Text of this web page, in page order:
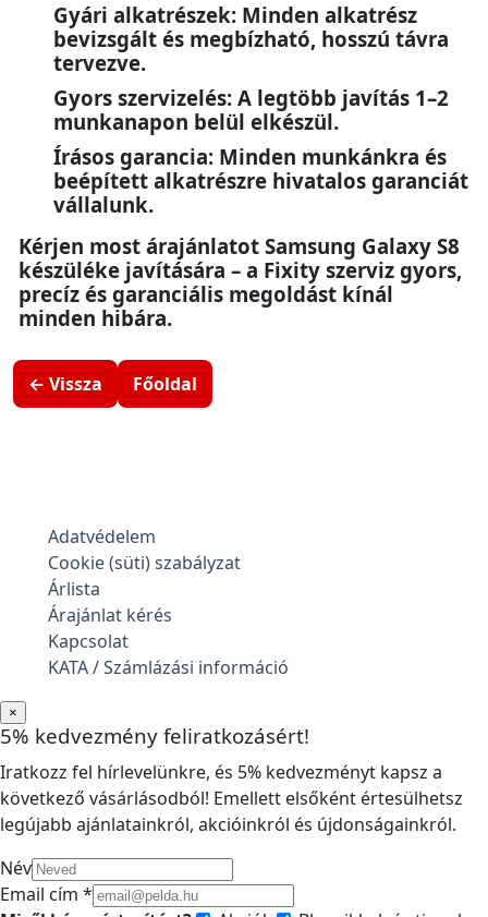
Gyári alkatrészek: Minden alkatrész
bevizsgált és megbízható, hosszú távra
tervezve.
Gyors szervizelés: A legtöbb javítás 1–2
munkanapon belül elkészül.
Írásos garancia: Minden munkánkra és
beépített alkatrészre hivatalos garanciát
vállalunk.
Kérjen most árajánlatot Samsung Galaxy S8
készüléke javítására – a Fixity szerviz gyors,
precíz és garanciális megoldást kínál
minden hibára.
← Vissza Főoldal
Adatvédelem
Cookie (süti) szabályzat
Árlista
Árajánlat kérés
Kapcsolat
KATA / Számlázási információ
×
5% kedvezmény feliratkozásért!
Iratkozz fel hírlevelünkre, és 5% kedvezményt kapsz a
következő vásárlásodból! Emellett elsőként értesülhetsz
legújabb ajánlatainkról, akcióinkról és újdonságainkról.
Név
Email cím *